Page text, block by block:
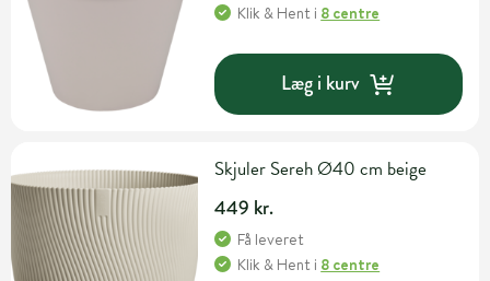
Klik & Hent i 8 centre
Læg i kurv
Skjuler Sereh Ø40 cm beige
449 kr.
Få leveret
Klik & Hent i 8 centre